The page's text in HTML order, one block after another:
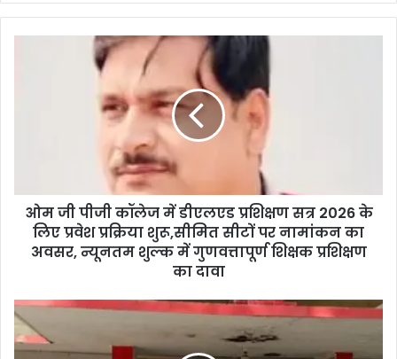
ओम जी पीजी कॉलेज में डीएलएड प्रशिक्षण सत्र 2026 के
लिए प्रवेश प्रक्रिया शुरू,सीमित सीटों पर नामांकन का
अवसर, न्यूनतम शुल्क में गुणवत्तापूर्ण शिक्षक प्रशिक्षण
का दावा